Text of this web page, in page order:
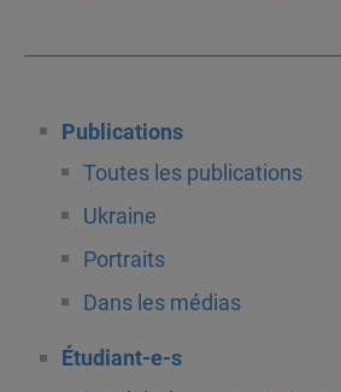
Publications
Toutes les publications
Ukraine
Portraits
Dans les médias
Étudiant-e-s